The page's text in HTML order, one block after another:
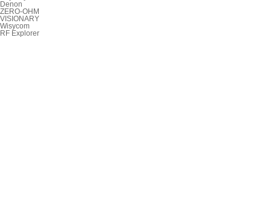
Denon
ZERO-OHM
VISIONARY
Wisycom
RF Explorer